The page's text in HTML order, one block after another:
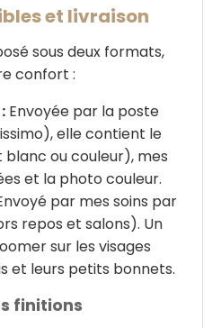
et livraison
sous deux formats,
confort :
Envoyée par la poste
elle contient le
ou couleur), mes
et la photo couleur.
par mes soins par
repos et salons). Un
sur les visages
et leurs petits bonnets.
finitions